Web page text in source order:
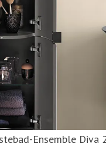
Ensemble Diva